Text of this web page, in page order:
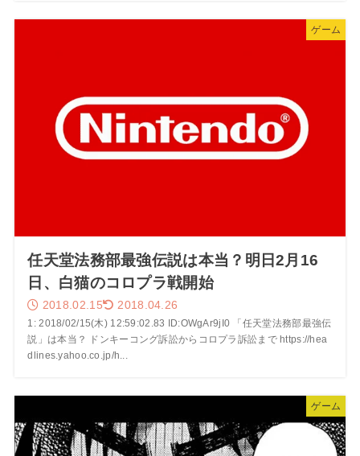
ゲーム
任天堂法務部最強伝説は本当？明日2月16
日、白猫のコロプラ戦開始
2018.02.15 2018.04.26
1: 2018/02/15(木) 12:59:02.83 ID:OWgAr9jI0 「任天堂法務部最強伝
説」は本当？ ドンキーコング訴訟からコロプラ訴訟まで https://hea
dlines.yahoo.co.jp/h...
ゲーム